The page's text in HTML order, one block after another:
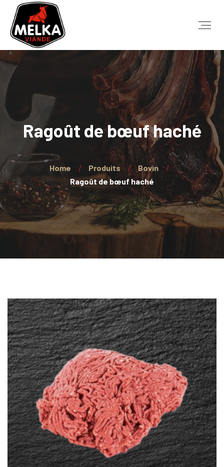
Ragoût de bœuf haché
Home Produits
Bovin
Ragoût de bœuf haché